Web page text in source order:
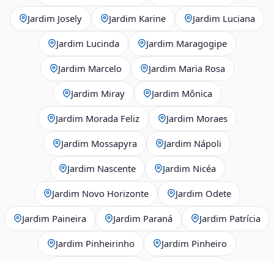
Jardim Josely Jardim Karine Jardim Luciana
Jardim Lucinda Jardim Maragogipe
Jardim Marcelo Jardim Maria Rosa
Jardim Miray Jardim Mônica
Jardim Morada Feliz Jardim Moraes
Jardim Mossapyra Jardim Nápoli
Jardim Nascente Jardim Nicéa
Jardim Novo Horizonte Jardim Odete
Jardim Paineira Jardim Paraná Jardim Patrícia
Jardim Pinheirinho Jardim Pinheiro